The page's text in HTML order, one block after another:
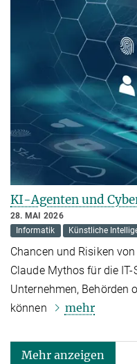
KI-Agenten und
28. MAI 2026
Informatik
Künstliche
Chancen und Risiken
Claude Mythos für die
Unternehmen, Behörden
können
mehr
Mehr anzeigen